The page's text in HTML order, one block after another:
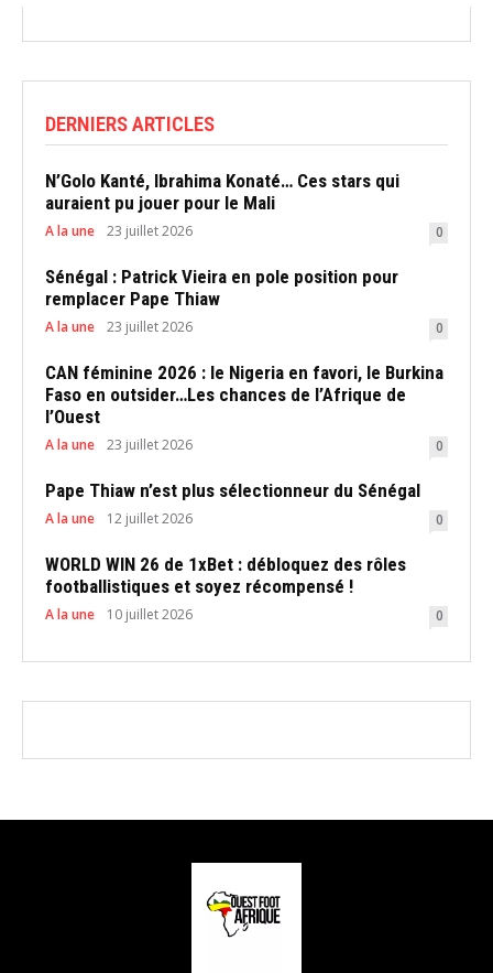
DERNIERS ARTICLES
N’Golo Kanté, Ibrahima Konaté… Ces stars qui
auraient pu jouer pour le Mali
A la une 23 juillet 2026 0
Sénégal : Patrick Vieira en pole position pour
remplacer Pape Thiaw
A la une 23 juillet 2026 0
CAN féminine 2026 : le Nigeria en favori, le Burkina
Faso en outsider…Les chances de l’Afrique de
l’Ouest
A la une 23 juillet 2026 0
Pape Thiaw n’est plus sélectionneur du Sénégal
A la une 12 juillet 2026 0
WORLD WIN 26 de 1xBet : débloquez des rôles
footballistiques et soyez récompensé !
A la une 10 juillet 2026 0